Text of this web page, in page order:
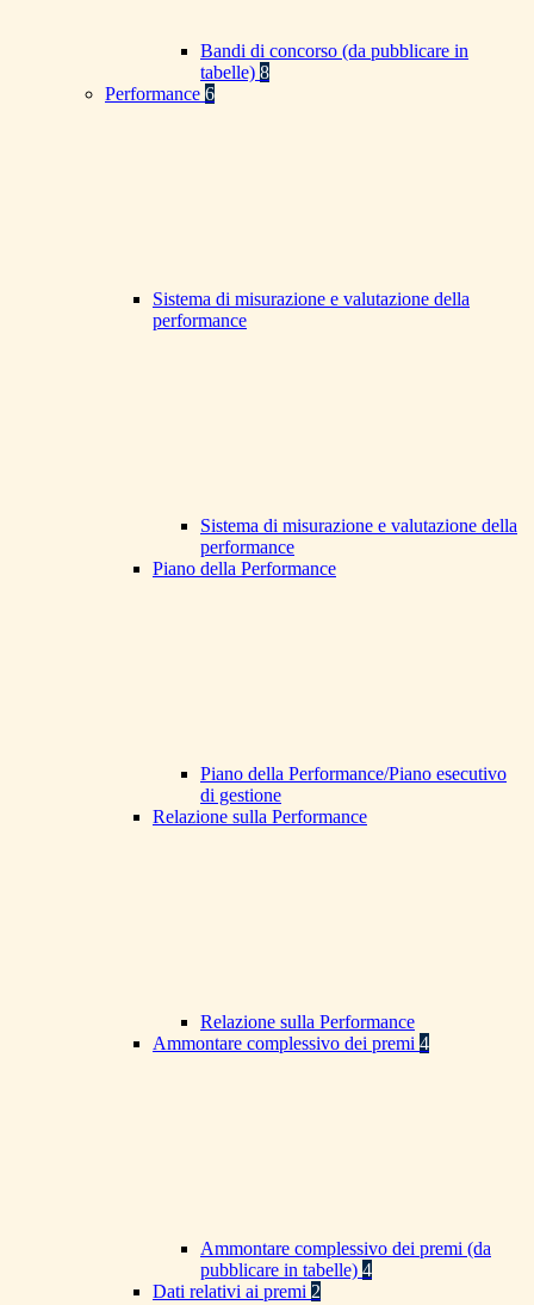
Bandi di concorso (da pubblicare in
tabelle) 8
Performance 6
Sistema di misurazione e valutazione della
performance
Sistema di misurazione e valutazione della
performance
Piano della Performance
Piano della Performance/Piano esecutivo
di gestione
Relazione sulla Performance
Relazione sulla Performance
Ammontare complessivo dei premi 4
Ammontare complessivo dei premi (da
pubblicare in tabelle) 4
Dati relativi ai premi 2